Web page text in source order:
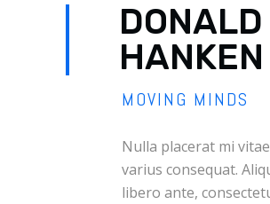
DONALD
HANKEN
MOVING MINDS
Nulla placerat mi
varius consequat.
libero ante,